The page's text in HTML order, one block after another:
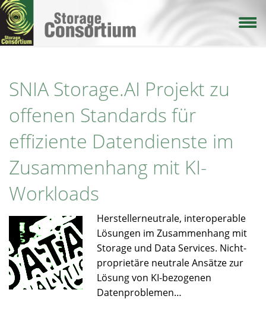
Direkt
zum
Inhalt
SNIA Storage.AI Projekt zu
offenen Standards für
effiziente Datendienste im
Zusammenhang mit KI-
Workloads
Herstellerneutrale, interoperable
Lösungen im Zusammenhang mit
Storage und Data Services. Nicht-
proprietäre neutrale Ansätze zur
Lösung von KI-bezogenen
Datenproblemen…